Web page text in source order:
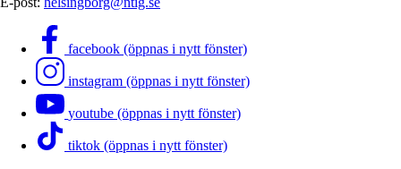
facebook (öppnas i nytt fönster)
instagram (öppnas i nytt fönster)
youtube (öppnas i nytt fönster)
tiktok (öppnas i nytt fönster)